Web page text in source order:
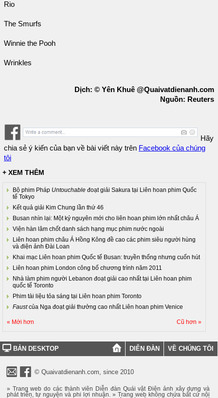
Rio
The Smurfs
Winnie the Pooh
Wrinkles
Dịch: © Yên Khuê @Quaivatdienanh.com
Nguồn: Reuters
Hãy
chia sẻ ý kiến của bạn về bài viết này trên Facebook của chúng
tôi
+ XEM THÊM
Bộ phim Pháp Untouchable đoạt giải Sakura tại Liên hoan phim Quốc
tế Tokyo
Kết quả giải Kim Chung lần thứ 46
Busan nhìn lại: Một kỷ nguyên mới cho liên hoan phim lớn nhất châu Á
Viện hàn lâm chốt danh sách hạng mục phim nước ngoài
Liên hoan phim châu Á Hồng Kông đề cao các phim siêu người hùng
và điện ảnh Đài Loan
Khai mạc Liên hoan phim Quốc tế Busan: truyền thống nhưng cuốn hút
Liên hoan phim London công bố chương trình năm 2011
Nhà làm phim người Lebanon đoạt giải cao nhất tại Liên hoan phim
quốc tế Toronto
Phim tài liệu tỏa sáng tại Liên hoan phim Toronto
Faustcủa Nga đoạt giải thưởng cao nhất Liên hoan phim Venice
« Mới hơn Cũ hơn »
BẢN DESKTOP DIỄN ĐÀN VỀ CHÚNG TÔI
© Quaivatdienanh.com, since 2010
» Trang web do các thành viên Diễn đàn Quái vật Điện ảnh xây dựng và
phát triển, tự nguyện và phi lợi nhuận. » Trang web không chứa bất cứ nội